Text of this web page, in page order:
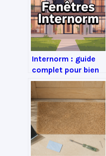
Internorm : guide
complet pour bien
choisir vos fenêtres
et portes